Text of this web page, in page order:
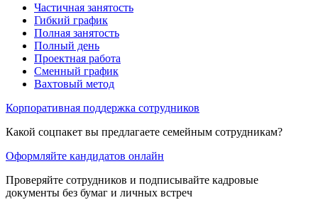
Частичная занятость
Гибкий график
Полная занятость
Полный день
Проектная работа
Сменный график
Вахтовый метод
Корпоративная поддержка сотрудников
Какой соцпакет вы предлагаете семейным сотрудникам?
Оформляйте кандидатов онлайн
Проверяйте сотрудников и подписывайте кадровые
документы без бумаг и личных встреч